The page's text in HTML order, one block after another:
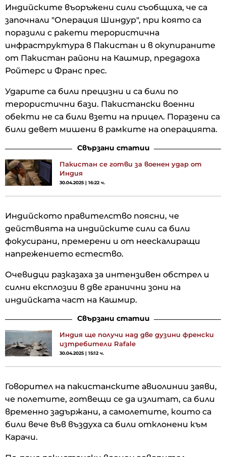
Индийските въоръжени сили съобщиха, че са
започнали "Операция Шиндур", при която са
поразили с ракети терористична
инфраструктура в Пакистан и в окупираните
от Пакистан райони на Кашмир, предадоха
Ройтерс и Франс прес.
Ударите са били прецизни и са били по
терористични бази. Пакистански военни
обекти не са били взети на прицел. Поразени са
били девет мишени в рамките на операцията.
Свързани статии
Пакистан се готви за военен удар от
Индия
30.04.2025 | 16:22 ч.
Индийското правителство поясни, че
действията на индийските сили са били
фокусирани, премерени и от неескалиращи
напрежението естество.
Очевидци разказаха за интензивен обстрел и
силни експлозии в две гранични зони на
индийската част на Кашмир.
Свързани статии
Индия ще получи над две дузини френски
изтребители Rafale
30.04.2025 | 15:12 ч.
Говорител на пакистанските авиолинии заяви,
че полетите, готвещи се да излитат, са били
временно задържани, а самолетите, които са
били вече във въздуха са били отклонени към
Карачи.